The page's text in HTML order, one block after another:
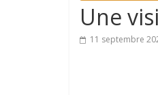
Une
11 septembre